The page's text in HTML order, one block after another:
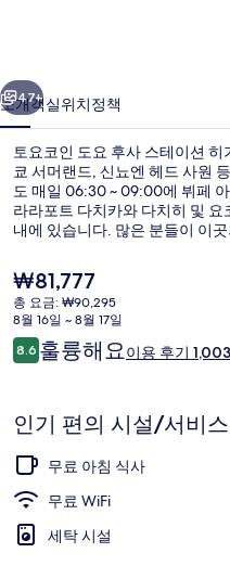
사
스
테
이
션
히
가
시
의
진
갤
러
리
다음
47+
소개객실위치정책
토요코인 도요 후사 스테이션
쿄 서머랜드, 신뇨엔 헤드 사원
도 매일 06:30 ~ 09:00에 뷔페
라라포트 다치카와 다치히 및
내에 있습니다. 많은 분들이 이
현
재
가
격
은
₩81,777
총 요금: ₩90,295
8월 16일 ~ 8월 17일
이
용
기
8.610점 만점 중 8.6점.
훌륭해요이용 후기
인기 편의 시설/서비스
무료 아침 식사
무료 WiFi
세탁 시설